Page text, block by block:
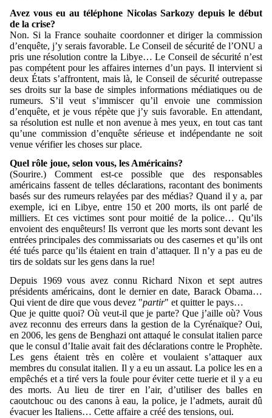
Avez vous eu au téléphone Nicolas Sarkozy depuis le début
de la crise?
Non. Si la France souhaite coordonner et diriger la commission
d’enquête, j’y serais favorable. Le Conseil de sécurité de l’ONU a
pris une résolution contre la Libye… Le Conseil de sécurité n’est
pas compétent pour les affaires internes d’un pays. Il intervient si
deux États s’affrontent, mais là, le Conseil de sécurité outrepasse
ses droits sur la base de simples informations médiatiques ou de
rumeurs. S’il veut s’immiscer qu’il envoie une commission
d’enquête, et je vous répète que j’y suis favorable. En attendant,
sa résolution est nulle et non avenue à mes yeux, en tout cas tant
qu’une commission d’enquête sérieuse et indépendante ne soit
venue vérifier les choses sur place.
Quel rôle joue, selon vous, les Américains?
(Sourire.) Comment est-ce possible que des responsables
américains fassent de telles déclarations, racontant des boniments
basés sur des rumeurs relayées par des médias? Quand il y a, par
exemple, ici en Libye, entre 150 et 200 morts, ils ont parlé de
milliers. Et ces victimes sont pour moitié de la police… Qu’ils
envoient des enquêteurs! Ils verront que les morts sont devant les
entrées principales des commissariats ou des casernes et qu’ils ont
été tués parce qu’ils étaient en train d’attaquer. Il n’y a pas eu de
tirs de soldats sur les gens dans la rue!
Depuis 1969 vous avez connu Richard Nixon et sept autres
présidents américains, dont le dernier en date, Barack Obama…
Qui vient de dire que vous devez "partir" et quitter le pays…
Que je quitte quoi? Où veut-il que je parte? Que j’aille où? Vous
avez reconnu des erreurs dans la gestion de la Cyrénaïque? Oui,
en 2006, les gens de Benghazi ont attaqué le consulat italien parce
que le consul d’Italie avait fait des déclarations contre le Prophète.
Les gens étaient très en colère et voulaient s’attaquer aux
membres du consulat italien. Il y a eu un assaut. La police les en a
empêchés et a tiré vers la foule pour éviter cette tuerie et il y a eu
des morts. Au lieu de tirer en l’air, d’utiliser des balles en
caoutchouc ou des canons à eau, la police, je l’admets, aurait dû
évacuer les Italiens… Cette affaire a créé des tensions, oui.